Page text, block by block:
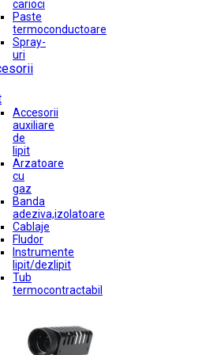
carioci
Paste
termoconductoare
Spray-
uri
Accesorii
auxiliare
de
lipit
Arzatoare
cu
gaz
Banda
adeziva,izolatoare
Cablaje
Fludor
Instrumente
lipit/dezlipit
Tub
termocontractabil